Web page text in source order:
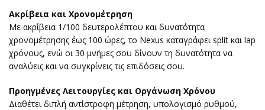
Ακρίβεια και Χρονομέτρηση
Με ακρίβεια 1/100 δευτερολέπτου και δυνατότητα
χρονομέτρησης έως 100 ώρες, το Nexus καταγράφει split και lap
χρόνους, ενώ οι 30 μνήμες σου δίνουν τη δυνατότητα να
αναλύεις και να συγκρίνεις τις επιδόσεις σου.
Προηγμένες Λειτουργίες και Οργάνωση Χρόνου
Διαθέτει διπλή αντίστροφη μέτρηση, υπολογισμό ρυθμού,